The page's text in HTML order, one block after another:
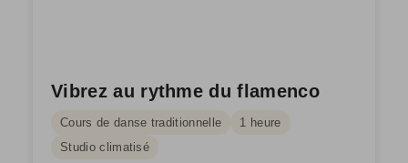
Vibrez au rythme du flamenco
Cours de danse traditionnelle
1 heure
Studio climatisé